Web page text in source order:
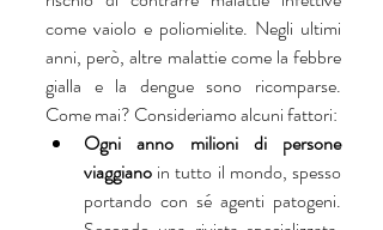
come vaiolo e poliomielite. Negli ultimi
anni, però, altre malattie come la febbre
gialla e la dengue sono ricomparse.
Come mai? Consideriamo alcuni fattori:
Ogni anno milioni di persone
viaggiano in tutto il mondo, spesso
portando con sé agenti patogeni.